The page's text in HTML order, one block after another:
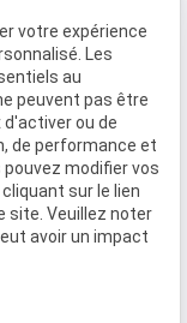
votre expérience
Les
au
peuvent pas être
ou de
de performance et
modifier vos
sur le lien
site. Veuillez noter
avoir un impact